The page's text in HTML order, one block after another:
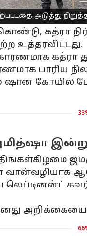
அடுத்துசெய்ய
கொண்டு,
உத்தரவிட்டது.
கத்ரா
பாரிய
கோயில்
இன்று
வான்வழியாக
லெப்டினன்ட்
அறிக்கையை